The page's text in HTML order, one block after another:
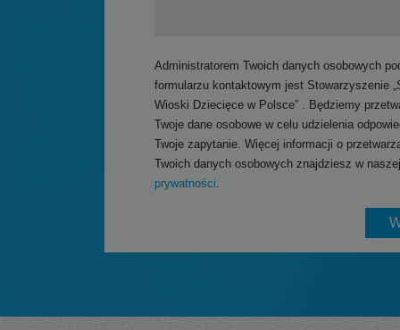
Administratorem Twoich danych osobowych
formularzu kontaktowym jest Stowarzyszenie
Wioski Dziecięce w Polsce” . Będziemy
Twoje dane osobowe w celu udzielenia
Twoje zapytanie. Więcej informacji o
Twoich danych osobowych znajdziesz w
prywatności.